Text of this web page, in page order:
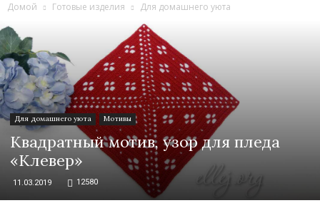
Домой Готовые изделия Для домашнего уюта
Для домашнего уюта Мотивы
Квадратный мотив, узор для пледа
«Клевер»
11.03.2019 12580